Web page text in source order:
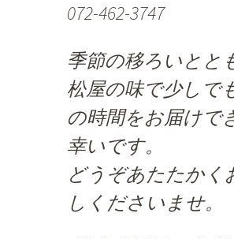
072-462-3747
季節の移ろいとと
松屋の味で少しで
の時間をお届けで
幸いです。
どうぞあたたかく
しくださいませ。